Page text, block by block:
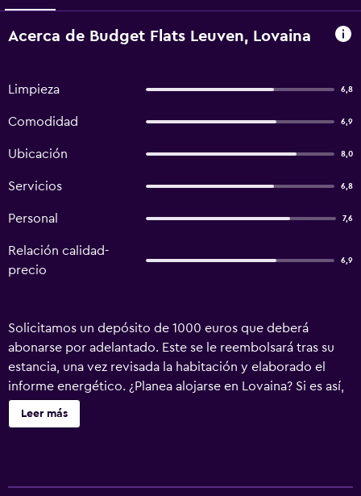
Acerca de Budget Flats Leuven, Lovaina
Limpieza 6,8
Comodidad 6,9
Ubicación 8,0
Servicios 6,8
Personal 7,6
Relación calidad-
precio
6,9
Solicitamos un depósito de 1000 euros que deberá
abonarse por adelantado. Este se le reembolsará tras su
estancia, una vez revisada la habitación y elaborado el
informe energético. ¿Planea alojarse en Lovaina? Si es así,
le damos la bienvenida a una de nuestras residencias en
Lovaina, Budget Flats Leuven o Condo Gardens Leuven.
Leer más